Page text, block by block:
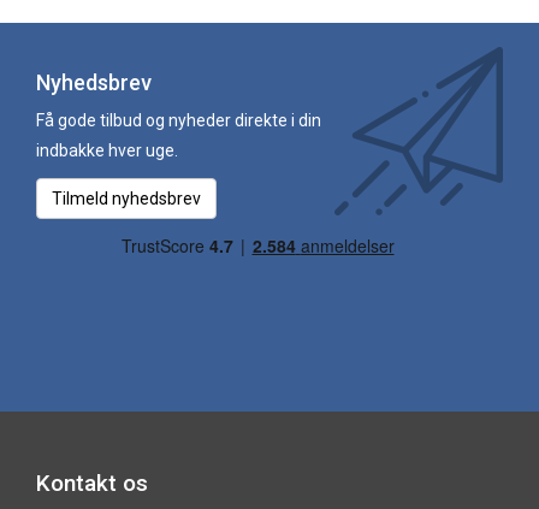
Nyhedsbrev
Få gode tilbud og nyheder direkte i din
indbakke hver uge.
Tilmeld nyhedsbrev
Kontakt os